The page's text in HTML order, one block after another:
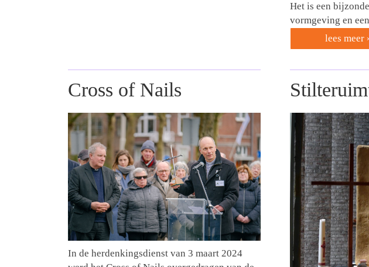
Het is een
vormgeving en
lees meer
Cross of Nails
In de herdenkingsdienst van 3 maart 2024